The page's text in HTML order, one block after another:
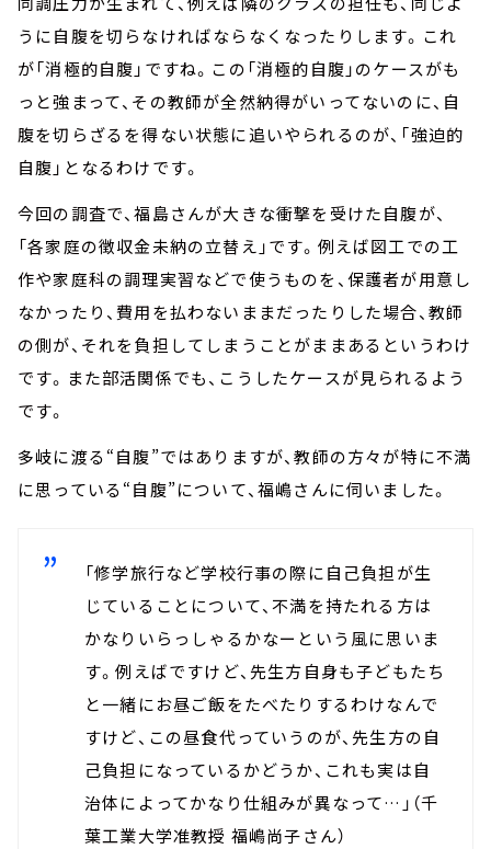
うに自腹を切らなければならなくなったりします。これ
が「消極的自腹」ですね。この「消極的自腹」のケースがも
っと強まって、その教師が全然納得がいってないのに、自
腹を切らざるを得ない状態に追いやられるのが、「強迫的
自腹」となるわけです。
今回の調査で、福島さんが大きな衝撃を受けた自腹が、
「各家庭の徴収金未納の立替え」です。例えば図工での工
作や家庭科の調理実習などで使うものを、保護者が用意し
なかったり、費用を払わないままだったりした場合、教師
の側が、それを負担してしまうことがままあるというわけ
です。また部活関係でも、こうしたケースが見られるよう
です。
多岐に渡る“自腹”ではありますが、教師の方々が特に不満
に思っている“自腹”について、福嶋さんに伺いました。
「修学旅行など学校行事の際に自己負担が生
じていることについて、不満を持たれる方は
かなりいらっしゃるかなーという風に思いま
す。例えばですけど、先生方自身も子どもたち
と一緒にお昼ご飯をたべたりするわけなんで
すけど、この昼食代っていうのが、先生方の自
己負担になっているかどうか、これも実は自
治体によってかなり仕組みが異なって…」（千
葉工業大学准教授 福嶋尚子さん）